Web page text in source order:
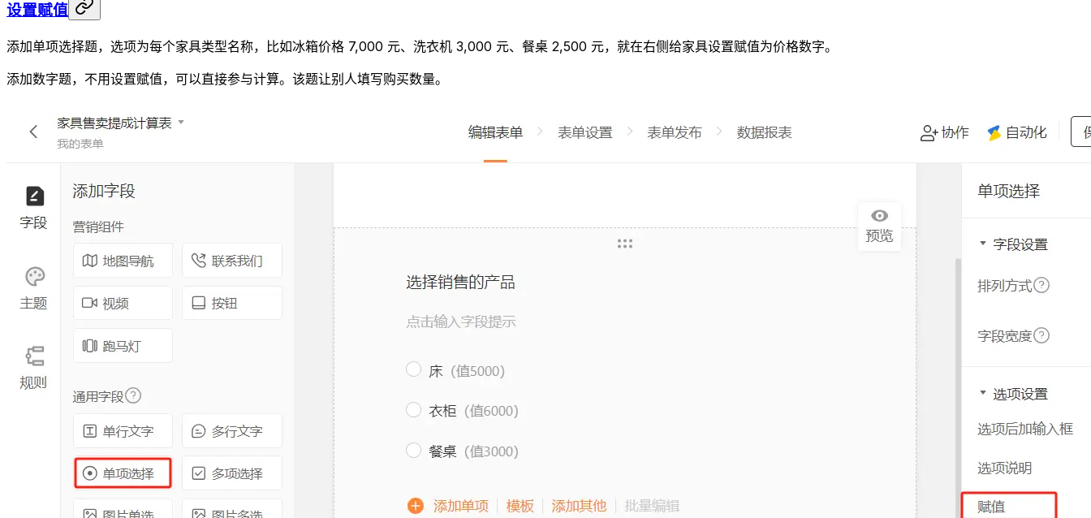
设置赋值
添加单项选择题，选项为每个家具类型名称，比如冰箱价格 7,000 元、洗衣机 3,000 元、餐桌 2,500 元，就在右侧给家具设置赋值为价格数字。
添加数字题，不用设置赋值，可以直接参与计算。该题让别人填写购买数量。